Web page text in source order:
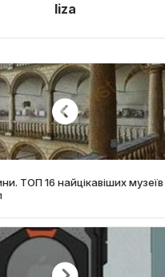
liza
ТОП 16 найцікавіших музеїв